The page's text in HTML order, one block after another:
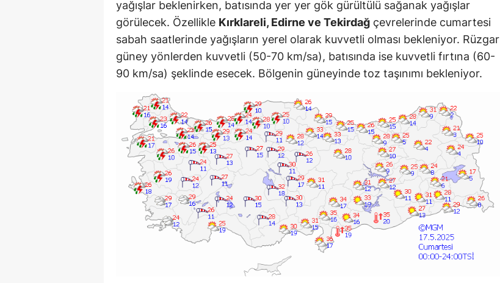
yağışlar beklenirken, batısında yer yer gök gürültülü sağanak yağışlar
görülecek. Özellikle Kırklareli, Edirne ve Tekirdağ çevrelerinde cumartesi
sabah saatlerinde yağışların yerel olarak kuvvetli olması bekleniyor. Rüzgar
güney yönlerden kuvvetli (50-70 km/sa), batısında ise kuvvetli fırtına (60-
90 km/sa) şeklinde esecek. Bölgenin güneyinde toz taşınımı bekleniyor.